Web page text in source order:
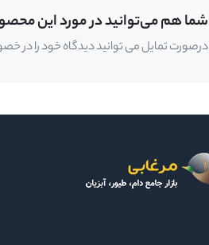
شما هم می‌توانید در مورد این
درصورت تمایل می توانید دیدگاه خود را در